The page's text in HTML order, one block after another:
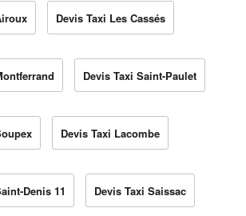
Devis Taxi Les Cassés
Devis Taxi Saint-Paulet
Devis Taxi Lacombe
Denis 11 Devis Taxi Saissac